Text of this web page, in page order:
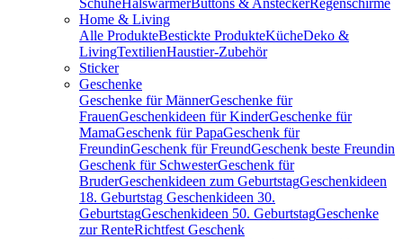
SchuheHalswärmerButtons & AnsteckerRegenschirme
Home & Living
Alle ProdukteBestickte ProdukteKücheDeko &
LivingTextilienHaustier-Zubehör
Sticker
Geschenke
Geschenke für MännerGeschenke für
FrauenGeschenkideen für KinderGeschenke für
MamaGeschenk für PapaGeschenk für
FreundinGeschenk für FreundGeschenk beste Freundin
Geschenk für SchwesterGeschenk für
BruderGeschenkideen zum GeburtstagGeschenkideen
18. Geburtstag Geschenkideen 30.
GeburtstagGeschenkideen 50. GeburtstagGeschenke
zur RenteRichtfest Geschenk